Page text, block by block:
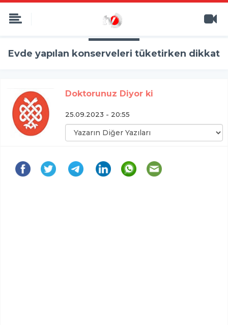
Evde yapılan konserveleri tüketirken dikkat
Doktorunuz Diyor ki
25.09.2023 - 20:55